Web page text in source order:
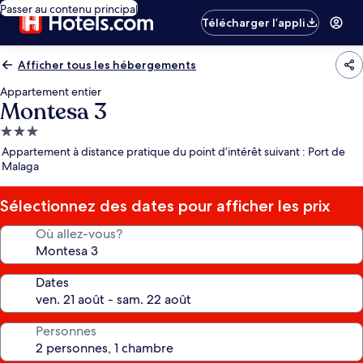
Passer au contenu principal
Télécharger l’appli
Afficher tous les hébergements
Appartement entier
Montesa 3
Hébergement
3.0 étoiles
Appartement à distance pratique du point d’intérêt suivant : Port de
Malaga
Sélectionnez des dates pour afficher les prix
Où allez-vous?
Dates
Personnes